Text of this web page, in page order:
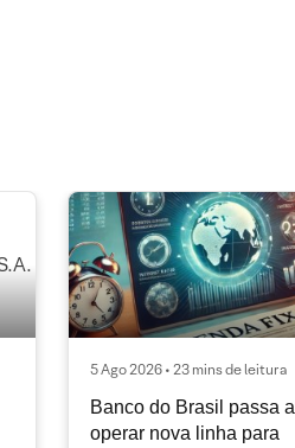
5 Ago 2026 • 23 mins de leitura
Banco do Brasil passa a
operar nova linha para